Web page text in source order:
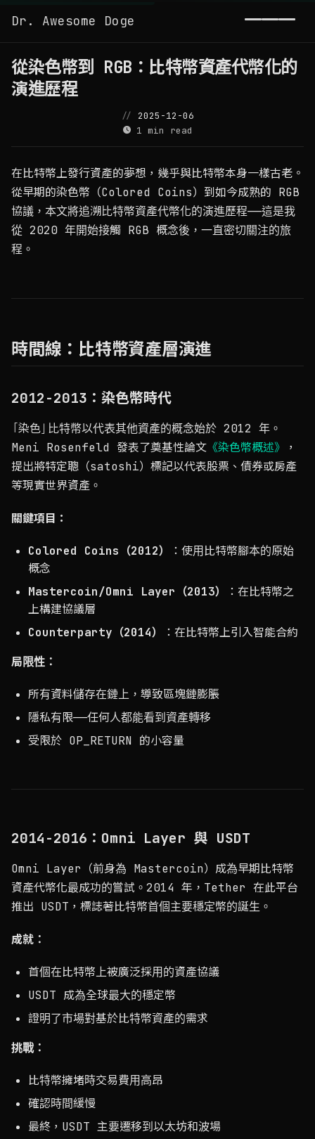
Dr. Awesome Doge
從染色幣到 RGB：比特幣資產代幣化的
演進歷程
2025-12-06
1 min read
在比特幣上發行資產的夢想，幾乎與比特幣本身一樣古老。
從早期的染色幣（Colored Coins）到如今成熟的 RGB
協議，本文將追溯比特幣資產代幣化的演進歷程——這是我
從 2020 年開始接觸 RGB 概念後，一直密切關注的旅
程。
時間線：比特幣資產層演進
2012-2013：染色幣時代
「染色」比特幣以代表其他資產的概念始於 2012 年。
Meni Rosenfeld 發表了奠基性論文 《染色幣概述》
，
提出將特定聰（satoshi）標記以代表股票、債券或房產
等現實世界資產。
關鍵項目：
Colored Coins（2012）
：使用比特幣腳本的原始
概念
Mastercoin/Omni Layer（2013）
：在比特幣之
上構建協議層
Counterparty（2014）
：在比特幣上引入智能合約
局限性：
所有資料儲存在鏈上，導致區塊鏈膨脹
隱私有限——任何人都能看到資產轉移
受限於 OP_RETURN 的小容量
2014-2016：Omni Layer 與 USDT
Omni Layer（前身為 Mastercoin）成為早期比特幣
資產代幣化最成功的嘗試。2014 年，Tether 在此平台
推出 USDT，標誌著比特幣首個主要穩定幣的誕生。
成就：
首個在比特幣上被廣泛採用的資產協議
USDT 成為全球最大的穩定幣
證明了市場對基於比特幣資產的需求
挑戰：
比特幣擁堵時交易費用高昂
確認時間緩慢
最終，USDT 主要遷移到以太坊和波場